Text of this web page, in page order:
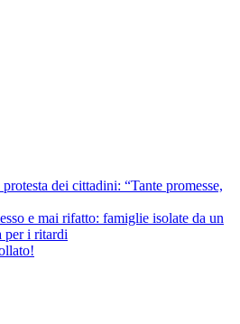
dei cittadini: “Tante promesse,
e mai rifatto: famiglie isolate da un
per i ritardi